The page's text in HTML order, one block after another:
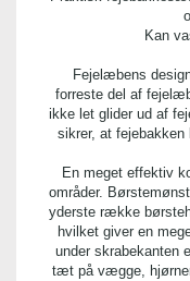
Kan
Fejelæbens
forreste del af
ikke let glider ud af
sikrer, at
En meget effektiv
områder.
yderste række
hvilket giver en
under skrabekanten
tæt på vægge,